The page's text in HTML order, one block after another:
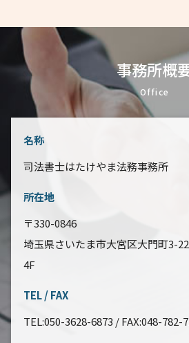
事務所概
Office
名称
司法書士はたけやま法務事務所
所在地
〒330-0846
埼玉県さいたま市大宮区大門町3-
4F
TEL / FAX
TEL:050-3628-6873 / FAX:048-782-